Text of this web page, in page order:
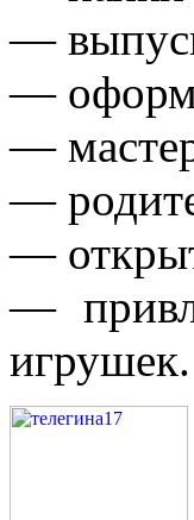
—
—
—
—
—
—
игрушек.